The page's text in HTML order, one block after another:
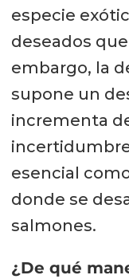
especie
deseados
embargo, la
supone un
incrementa
esencial
donde se
salmones.
¿De qué